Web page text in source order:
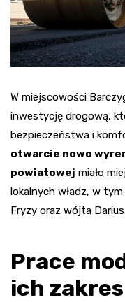
W miejscowości
inwestycję drogową,
bezpieczeństwa i
otwarcie nowo
powiatowej miało
lokalnych władz, w
Fryzy oraz wójta
Prace
ich zakres